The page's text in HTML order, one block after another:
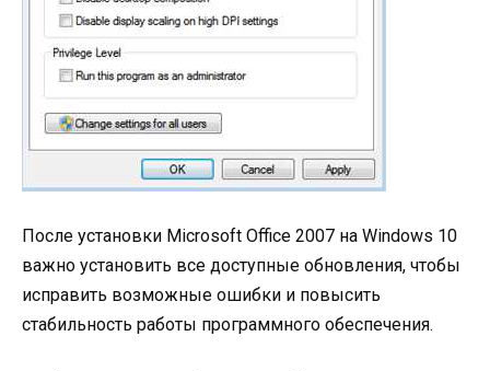
После установки Microsoft Office 2007 на Windows 10
важно установить все доступные обновления, чтобы
исправить возможные ошибки и повысить
стабильность работы программного обеспечения.